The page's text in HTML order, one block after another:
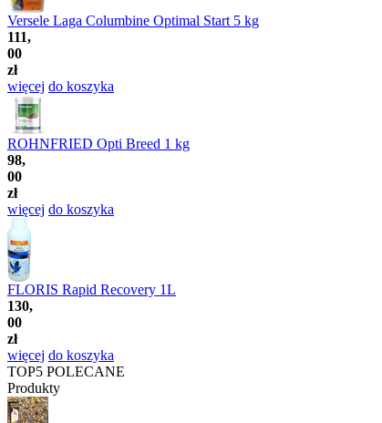
Versele Laga Columbine Optimal Start 5 kg
111,
00
zł
więcej do koszyka
ROHNFRIED Opti Breed 1 kg
98,
00
zł
więcej do koszyka
FLORIS Rapid Recovery 1L
130,
00
zł
więcej do koszyka
TOP5 POLECANE
Produkty